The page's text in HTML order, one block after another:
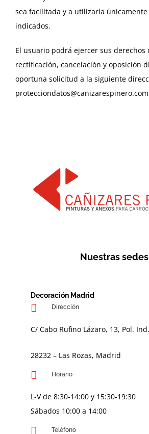
sea facilitada y a utilizarla
indicados.
El usuario podrá ejercer sus derechos
rectificación, cancelación y oposición
oportuna solicitud a la siguiente
Nuestras sedes
Decoración Madrid
Dirección
C/ Cabo Rufino Lázaro, 13, Pol.
28232 – Las Rozas, Madrid
Horario
L-V de 8:30-14:00 y 15:30-19:30
Sábados 10:00 a 14:00
Teléfono